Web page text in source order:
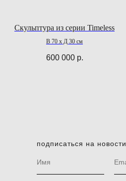
Скульптура из серии Timeless
В 70 х Д 30 см
600 000 р.
подписаться на новости